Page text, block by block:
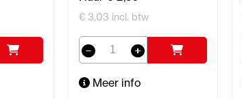
€ 3,03 incl. btw
Meer info